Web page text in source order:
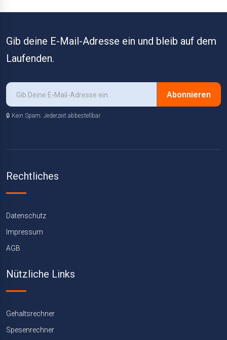
Gib deine E-Mail-Adresse ein und bleib auf dem
Laufenden.
Abonnieren
🔒 Kein Spam. Jederzeit abbestellbar.
Rechtliches
Datenschutz
Impressum
AGB
Nützliche Links
Gehaltsrechner
Spesenrechner